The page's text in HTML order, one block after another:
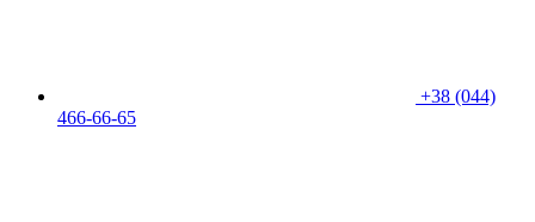
+38 (044)
466-66-65